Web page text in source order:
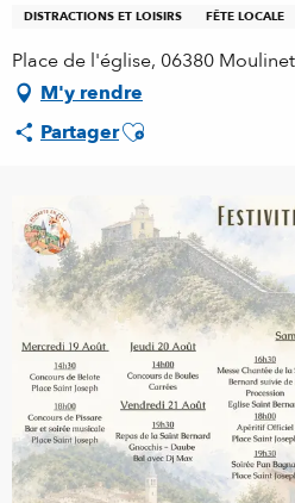
DISTRACTIONS ET LOISIRS FÊTE LOCALE
Place de l'église, 06380 Moulinet
M'y rendre
PartagerAjouter aux favoris